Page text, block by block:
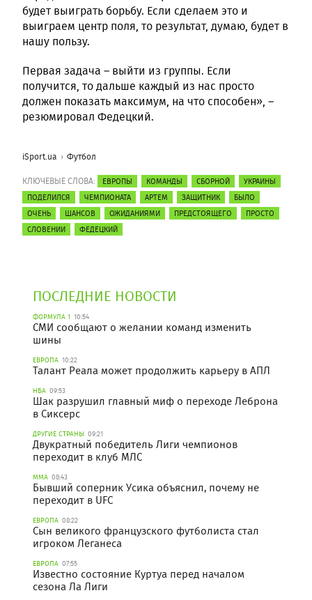
будет выиграть борьбу. Если сделаем это и
выиграем центр поля, то результат, думаю, будет в
нашу пользу.
Первая задача – выйти из группы. Если
получится, то дальше каждый из нас просто
должен показать максимум, на что способен», –
резюмировал Федецкий.
iSport.ua Футбол
КЛЮЧЕВЫЕ СЛОВА: ЕВРОПЫ КОМАНДЫ СБОРНОЙ
УКРАИНЫ
ПОДЕЛИЛСЯ
ЧЕМПИОНАТА АРТЕМ ЗАЩИТНИК
БЫЛО
ОЧЕНЬ
ШАНСОВ ОЖИДАНИЯМИ ПРЕДСТОЯЩЕГО
ПРОСТО
СЛОВЕНИИ
ФЕДЕЦКИЙ
ПОСЛЕДНИЕ НОВОСТИ
ФОРМУЛА 1 10:54
СМИ сообщают о желании команд изменить
шины
ЕВРОПА 10:22
Талант Реала может продолжить карьеру в АПЛ
НБА 09:53
Шак разрушил главный миф о переходе Леброна
в Сиксерс
ДРУГИЕ СТРАНЫ 09:21
Двукратный победитель Лиги чемпионов
переходит в клуб МЛС
ММА 08:43
Бывший соперник Усика объяснил, почему не
переходит в UFC
ЕВРОПА 08:22
Сын великого французского футболиста стал
игроком Леганеса
ЕВРОПА 07:55
Известно состояние Куртуа перед началом
сезона Ла Лиги